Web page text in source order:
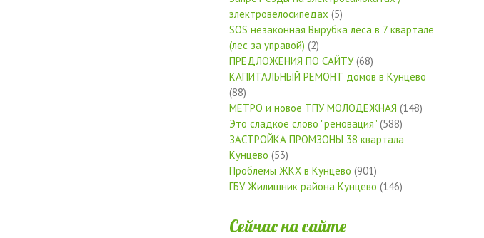
электровелосипедах (5)
SOS незаконная Вырубка леса в 7 квартале
(лес за управой) (2)
ПРЕДЛОЖЕНИЯ ПО САЙТУ(68)
КАПИТАЛЬНЫЙ РЕМОНТ домов в Кунцево
(88)
МЕТРО и новое ТПУ МОЛОДЕЖНАЯ (148)
Это сладкое слово "реновация"(588)
ЗАСТРОЙКА ПРОМЗОНЫ 38 квартала
Кунцево (53)
Проблемы ЖКХ в Кунцево (901)
ГБУ Жилищник района Кунцево (146)
Сейчас на сайте